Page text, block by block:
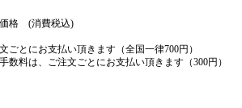
価格 (消費税込)
とにお支払い頂きます（全国一律700円）
数料は、ご注文ごとにお支払い頂きます（300円）